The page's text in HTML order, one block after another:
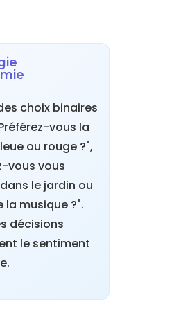
choix binaires
vous la
ou rouge ?",
vous vous
le jardin ou
la musique ?".
décisions
le sentiment